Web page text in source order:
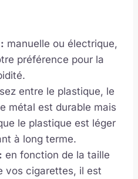
manuelle ou électrique,
préférence pour la
entre le plastique, le
métal est durable mais
le plastique est léger
à long terme.
en fonction de la taille
vos cigarettes, il est